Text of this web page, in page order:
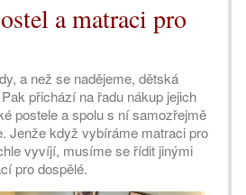
a matraci pro
a než se nadějeme, dětská
přichází na řadu nákup jejich
postele a spolu s ní samozřejmě
Jenže když vybíráme matraci pro
vyvíjí, musíme se řídit jinými
pro dospělé.